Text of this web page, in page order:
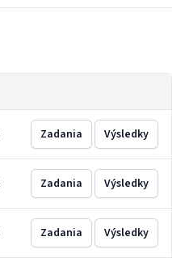
Zadania Výsledky
Zadania Výsledky
Zadania Výsledky